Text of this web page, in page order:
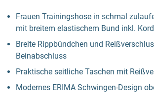
Frauen Trainingshose in schmal
mit breitem elastischem Bund inkl.
Breite Rippbündchen und
Beinabschluss
Praktische seitliche Taschen mit
Modernes ERIMA Schwingen-Design